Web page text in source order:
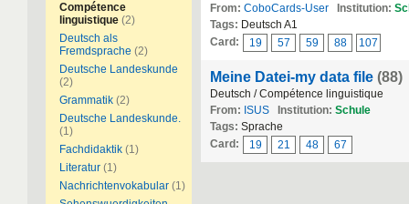
Compétence
linguistique (2)
Deutsch als
Fremdsprache (2)
Deutsche Landeskunde
(2)
Grammatik (2)
Deutsche Landeskunde.
(1)
Fachdidaktik (1)
Literatur (1)
Nachrichtenvokabular (1)
From: CoboCards-User Institution:
Tags: Deutsch A1
Card:
19 57 59 88 107
Meine Datei-my data file (88)
Deutsch / Compétence linguistique
From: ISUS Institution: Schule
Tags: Sprache
Card:
19 21 48 67